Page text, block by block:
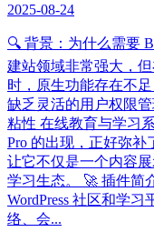
2025-08-24
🔍 背景：为什么需要
建站领域非常强大，
时，原生功能存在不
缺乏灵活的用户权限
粘性 在线教育与学习
Pro 的出现，正好弥补
让它不仅是一个内容
学习生态。 🚀 插件简
WordPress 社区和学
络、会...